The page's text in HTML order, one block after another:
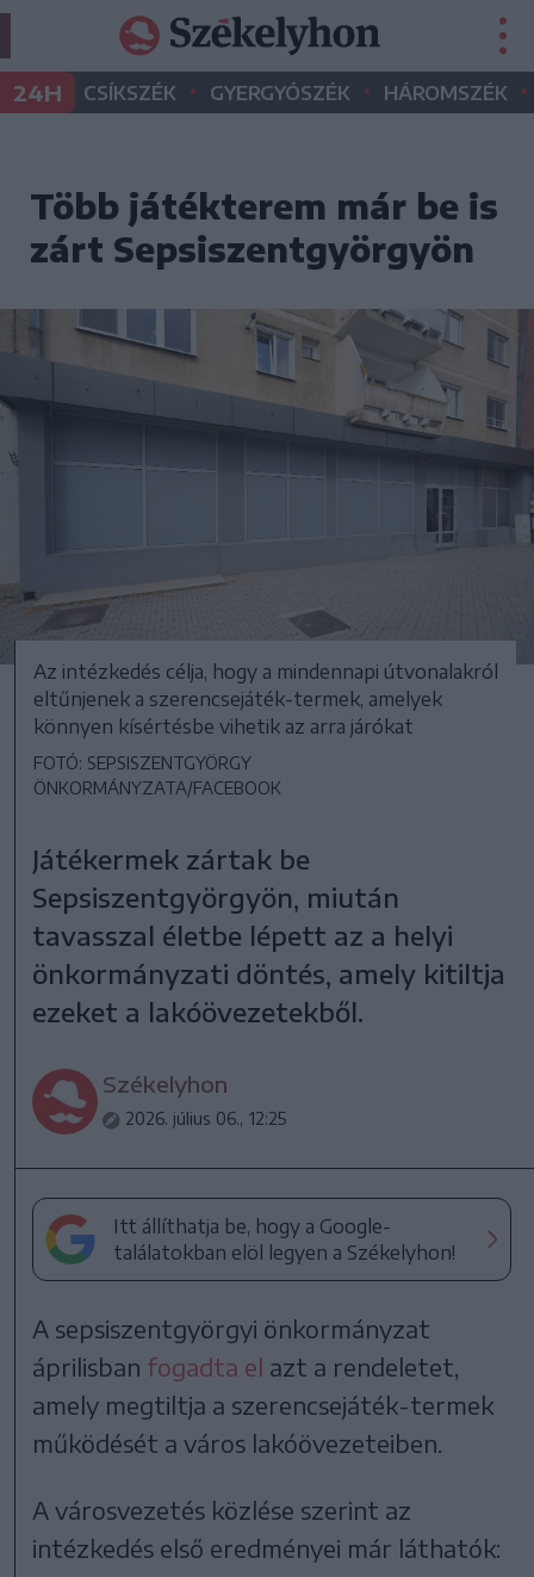
24H CSÍKSZÉK • GYERGYÓSZÉK • HÁROMSZÉK •
Több játékterem már be is
zárt Sepsiszentgyörgyön
Az intézkedés célja, hogy a mindennapi útvonalakról
eltűnjenek a szerencsejáték-termek, amelyek
könnyen kísértésbe vihetik az arra járókat
FOTÓ: SEPSISZENTGYÖRGY
ÖNKORMÁNYZATA/FACEBOOK
Játékermek zártak be
Sepsiszentgyörgyön, miután
tavasszal életbe lépett az a helyi
önkormányzati döntés, amely kitiltja
ezeket a lakóövezetekből.
Székelyhon
2026. július 06., 12:25
Itt állíthatja be, hogy a Google-
találatokban elöl legyen a Székelyhon!
A sepsiszentgyörgyi önkormányzat
áprilisban fogadta el azt a rendeletet,
amely megtiltja a szerencsejáték-termek
működését a város lakóövezeteiben.
A városvezetés közlése szerint az
intézkedés első eredményei már láthatók: